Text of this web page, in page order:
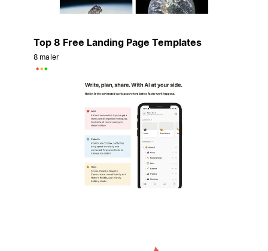
Top 8 Free Landing Page Templates
8 maler